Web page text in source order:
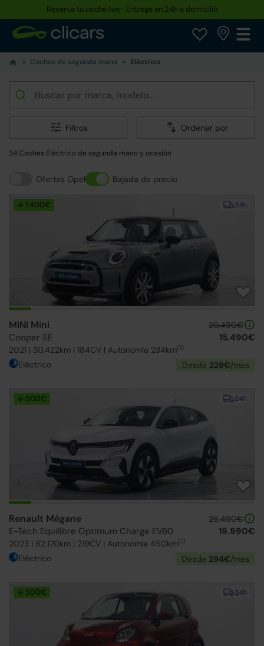
Hasta un 30% más barato que uno nuevo
Coches de segunda mano Eléctrico
Filtros Ordenar por
34 Coches Eléctrico de segunda mano y ocasión
Ofertas Opel Bajada de precio
24h
↓ 1.400€
MINI Mini
Cooper SE
2021 | 30.422km | 184CV | Autonomía 234km(1)
20.490€
15.490€
Eléctrico Desde 229€/mes
24h
↓ 500€
Renault Mégane
E-Tech Equilibre Optimum Charge EV60
2023 | 82.170km | 219CV | Autonomía 450km(1)
25.490€
19.990€
Eléctrico Desde 294€/mes
24h
↓ 500€